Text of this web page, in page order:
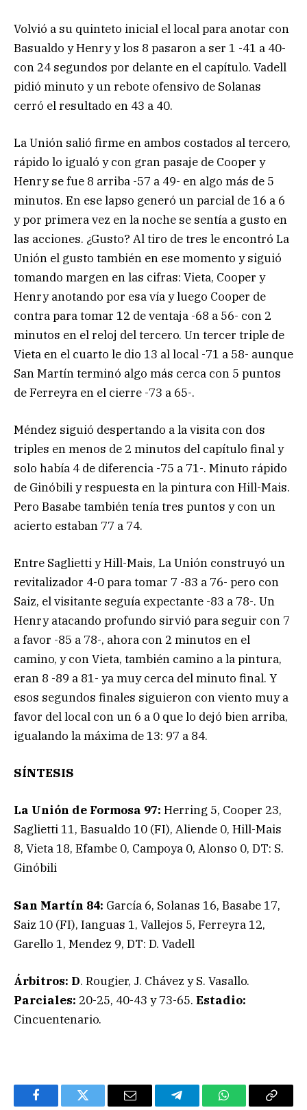
Volvió a su quinteto inicial el local para anotar con
Basualdo y Henry y los 8 pasaron a ser 1 -41 a 40-
con 24 segundos por delante en el capítulo. Vadell
pidió minuto y un rebote ofensivo de Solanas
cerró el resultado en 43 a 40.
La Unión salió firme en ambos costados al tercero,
rápido lo igualó y con gran pasaje de Cooper y
Henry se fue 8 arriba -57 a 49- en algo más de 5
minutos. En ese lapso generó un parcial de 16 a 6
y por primera vez en la noche se sentía a gusto en
las acciones. ¿Gusto? Al tiro de tres le encontró La
Unión el gusto también en ese momento y siguió
tomando margen en las cifras: Vieta, Cooper y
Henry anotando por esa vía y luego Cooper de
contra para tomar 12 de ventaja -68 a 56- con 2
minutos en el reloj del tercero. Un tercer triple de
Vieta en el cuarto le dio 13 al local -71 a 58- aunque
San Martín terminó algo más cerca con 5 puntos
de Ferreyra en el cierre -73 a 65-.
Méndez siguió despertando a la visita con dos
triples en menos de 2 minutos del capítulo final y
solo había 4 de diferencia -75 a 71-. Minuto rápido
de Ginóbili y respuesta en la pintura con Hill-Mais.
Pero Basabe también tenía tres puntos y con un
acierto estaban 77 a 74.
Entre Saglietti y Hill-Mais, La Unión construyó un
revitalizador 4-0 para tomar 7 -83 a 76- pero con
Saiz, el visitante seguía expectante -83 a 78-. Un
Henry atacando profundo sirvió para seguir con 7
a favor -85 a 78-, ahora con 2 minutos en el
camino, y con Vieta, también camino a la pintura,
eran 8 -89 a 81- ya muy cerca del minuto final. Y
esos segundos finales siguieron con viento muy a
favor del local con un 6 a 0 que lo dejó bien arriba,
igualando la máxima de 13: 97 a 84.
SÍNTESIS
La Unión de Formosa 97: Herring 5, Cooper 23,
Saglietti 11, Basualdo 10 (FI), Aliende 0, Hill-Mais
8, Vieta 18, Efambe 0, Campoya 0, Alonso 0, DT: S.
Ginóbili
San Martín 84: García 6, Solanas 16, Basabe 17,
Saiz 10 (FI), Ianguas 1, Vallejos 5, Ferreyra 12,
Garello 1, Mendez 9, DT: D. Vadell
Árbitros: D. Rougier, J. Chávez y S. Vasallo.
Parciales: 20-25, 40-43 y 73-65. Estadio:
Cincuentenario.
FacebookTwitter Email TelegramWhatsAppCopy